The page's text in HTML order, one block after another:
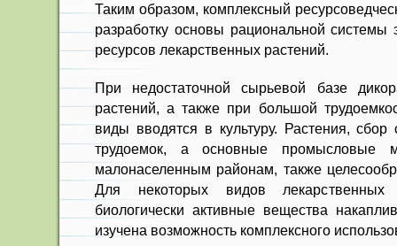
Таким образом, комплексный
разработку основы рациональной сис­темы
ре­сурсов лекарственных растений.
При недостаточной сырьевой базе
расте­ний, а также при большой
виды вво­дятся в культуру. Растения,
трудоемок, а основные промысловые
малонаселенным районам, также
Для некоторых видов
биологически активные вещества
изучена возможность комплексного